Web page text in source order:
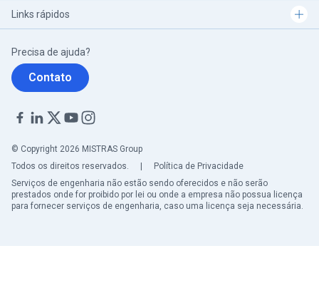
Links rápidos
Precisa de ajuda?
Contato
© Copyright 2026 MISTRAS Group
Todos os direitos reservados.
Política de Privacidade
Serviços de engenharia não estão sendo oferecidos e não serão
prestados onde for proibido por lei ou onde a empresa não possua licença
para fornecer serviços de engenharia, caso uma licença seja necessária.